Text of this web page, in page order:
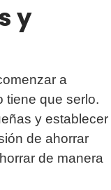
y
a
tiene que serlo.
y establecer
de ahorrar
de manera